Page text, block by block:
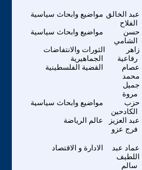
مواضيع وابحاث سياسية عبد الخالق
الفلاح
مواضيع وابحاث سياسية
حسن
الشامي
الثورات والانتفاضات
الجماهيرية
زاهر
رفاعية
القضية الفلسطينية
عصام
محمد
جميل
مروة
مواضيع وابحاث سياسية
حزب
الكادحين
عالم الرياضة
عبد العزيز
فرج عزو
الادارة و الاقتصاد
عماد عبد
اللطيف
سالم